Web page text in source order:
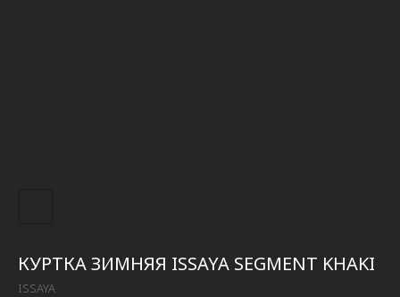
КУРТКА ЗИМНЯЯ ISSAYA SEGMENT KHAKI
ISSAYA